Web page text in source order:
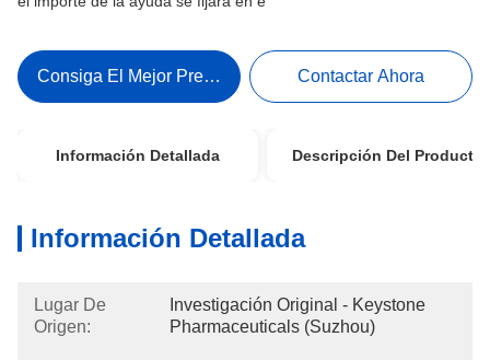
Consiga El Mejor Precio Contactar Ahora
Información Detallada Descripción Del Producto
Información Detallada
Lugar De
Origen:
Investigación Original - Keystone
Pharmaceuticals (Suzhou)